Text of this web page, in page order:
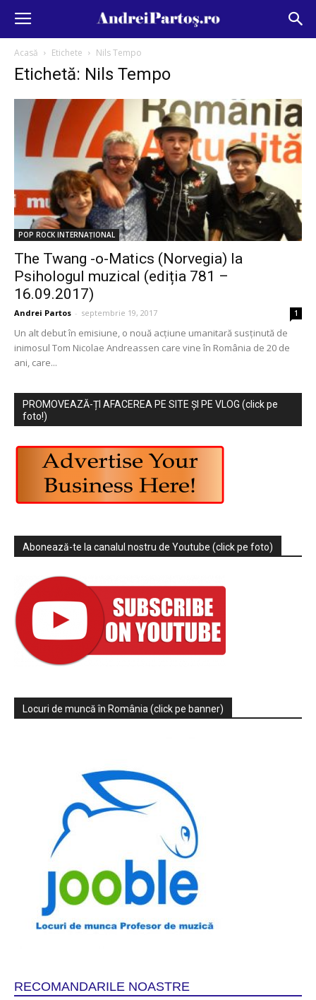
Acasă Etichete Nils Tempo
Etichetă: Nils Tempo
POP ROCK INTERNAȚIONAL
The Twang -o-Matics (Norvegia) la
Psihologul muzical (ediția 781 –
16.09.2017)
Andrei Partos - septembrie 19, 2017 1
Un alt debut în emisiune, o nouă acțiune umanitară susținută de
inimosul Tom Nicolae Andreassen care vine în România de 20 de
ani, care...
PROMOVEAZĂ-ȚI AFACEREA PE SITE ȘI PE VLOG (click pe
foto!)
Abonează-te la canalul nostru de Youtube (click pe foto)
Locuri de muncă în România (click pe banner)
RECOMANDARILE NOASTRE